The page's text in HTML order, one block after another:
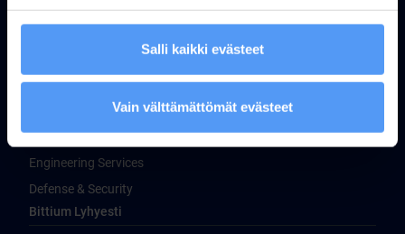
Salli kaikki evästeet
Vain välttämättömät evästeet
Bittium Corporation
FI-90590 Oulu, Finland
Puh. +358 40 344 2000
Tuotteet ja Palvelut
Medical Technologies
Engineering Services
Defense & Security
Bittium Lyhyesti